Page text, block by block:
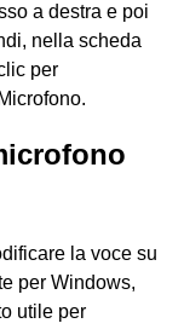
a destra e poi
nella scheda
per
la voce su
per Windows,
utile per